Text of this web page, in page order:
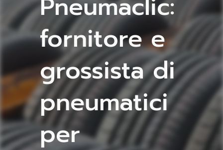
fornitore e
grossista di
pneumatici
per